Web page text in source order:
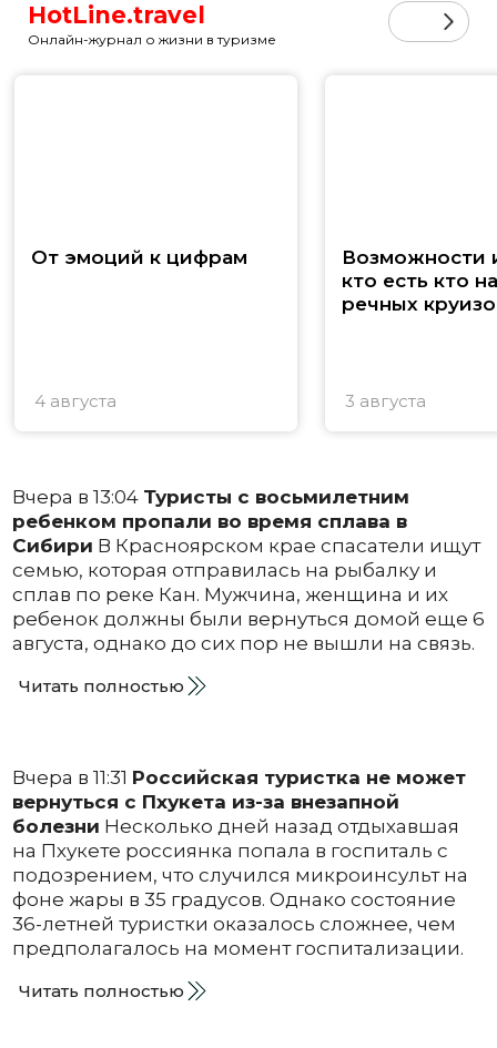
HotLine.travel
Онлайн-журнал о жизни в туризме
От эмоций к цифрам
4 августа
Возможности
кто есть кто
речных
3 августа
Вчера в 13:04 Туристы с восьмилетним
ребенком пропали во время сплава в
Сибири В Красноярском крае спасатели ищут
семью, которая отправилась на рыбалку и
сплав по реке Кан. Мужчина, женщина и их
ребенок должны были вернуться домой еще 6
августа, однако до сих пор не вышли на связь.
Читать полностью
Вчера в 11:31 Российская туристка не может
вернуться с Пхукета из-за внезапной
болезни Несколько дней назад отдыхавшая
на Пхукете россиянка попала в госпиталь с
подозрением, что случился микроинсульт на
фоне жары в 35 градусов. Однако состояние
36-летней туристки оказалось сложнее, чем
предполагалось на момент госпитализации.
Читать полностью